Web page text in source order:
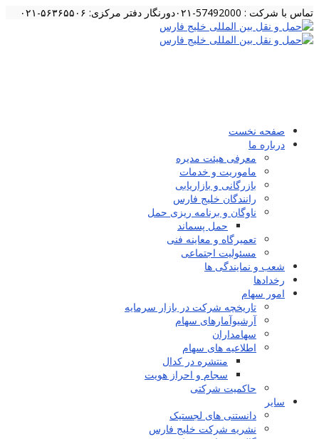
تماس با شرکت : 57492000-۰۲۱ دورنگار دفتر مرکزی: ۵۶۳۶۵۵۰۶-۰۲۱
صفحه نخست
درباره ما
معرفی هیئت مدیره
ماموریت و خدمات
بازرگانی و بازاریابی
رانندگان خلیج فارس
ناوگان و برنامه ریزی حمل
حمل پسماند
تعمیرگاه و معاینه فنی
مسئولیت اجتماعی
شعب و نمایندگی ها
رخدادها
امور سهام
تاریخچه شرکت در بازار سرمایه
آرشیوآمارهای سهام
سهامداران
اطلاعیه های سهام
منتشره در کدال
سجام و احراز هویت
حاکمیت شرکتی
سایر
دانستنی های لجستیک
نشریه شرکت خلیج فارس